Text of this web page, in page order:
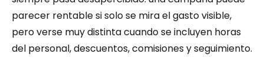
parecer rentable si solo se mira el gasto visible,
pero verse muy distinta cuando se incluyen horas
del personal, descuentos, comisiones y seguimiento.